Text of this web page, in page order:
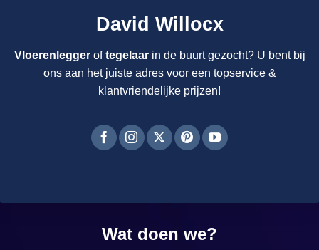
David Willocx
Vloerenleggeroftegelaarin de buurt gezocht? U bent bij
ons aan het juiste adres voor een topservice &
klantvriendelijke prijzen!
Wat doen we?